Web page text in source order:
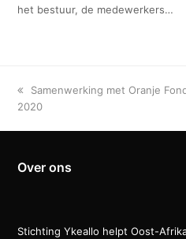
het bestuur, de medewerkers…
previous
post:
Samenwerking met Oranje
2020
Over ons
Stichting Ykeallo helpt Oost-